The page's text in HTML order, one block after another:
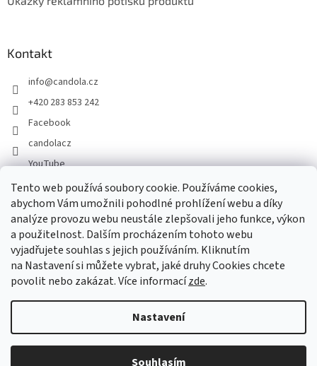
Tento web používá soubory cookie. Používáme cookies,
abychom Vám umožnili pohodlné prohlížení webu a díky
analýze provozu webu neustále zlepšovali jeho funkce, výkon
a použitelnost. Dalším procházením tohoto webu
vyjadřujete souhlas s jejich používáním. Kliknutím
na Nastavení si můžete vybrat, jaké druhy Cookies chcete
povolit nebo zakázat. Více informacízde.
Nastavení
Souhlasím
Kontakt
info@candola.cz
+420 283 853 242
Facebook
candolacz
YouTube
Přijímáme online platby
Copyright 2026GASTRO HOLDING CANDOLA, s. r. o.. Všechna